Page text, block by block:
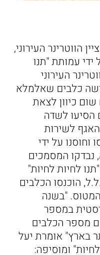
הווטרינר העירוני,
עמותת "תנו
העירוני
כלבים שאלמלא
כיוון לצאת
הסיעו לשדה
האגף לשירות
וחוסנו על ידי
נבדקו המסמכים
לחיות לחיות"
הוכנסו הכלבים
"בשנה
במספר
מספר הכלבים
בארץ" אומרת יעל
ומוסיפה: